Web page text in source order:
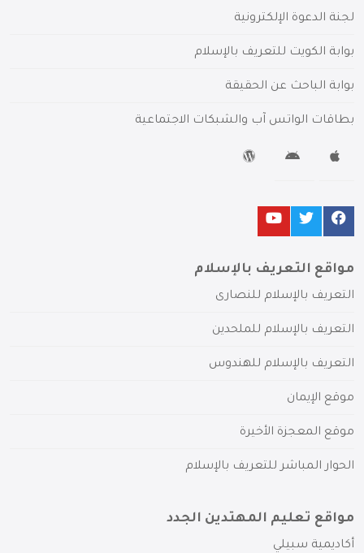
لجنة الدعوة الإلكترونية
بوابة الكويت للتعريف بالإسلام
بوابة الباحث عن الحقيقة
بطاقات الواتس آب والشبكات الاجتماعية
مواقع التعريف بالإسلام
التعريف بالإسلام للنصارى
التعريف بالإسلام للملحدين
التعريف بالإسلام للهندوس
موقع الإيمان
موقع المعجزة الأخيرة
الحوار المباشر للتعريف بالإسلام
مواقع تعليم المهتدين الجدد
أكاديمية سبيلي